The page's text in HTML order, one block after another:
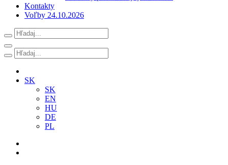
Kontakty
Voľby 24.10.2026
SK
SK
EN
HU
DE
PL